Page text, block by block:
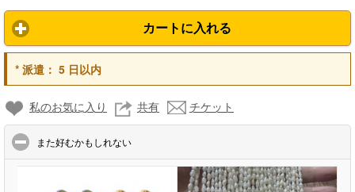
カートに入れる
*派遣： 5 日以内
私のお気に入り 共有 チケット
また好むかもしれない